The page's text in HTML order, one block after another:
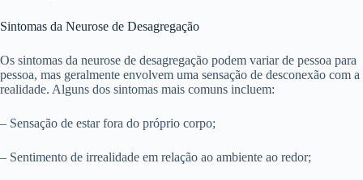
Sintomas da Neurose de Desagregação
Os sintomas da neurose de desagregação podem variar de pessoa para
pessoa, mas geralmente envolvem uma sensação de desconexão com a
realidade. Alguns dos sintomas mais comuns incluem:
– Sensação de estar fora do próprio corpo;
– Sentimento de irrealidade em relação ao ambiente ao redor;